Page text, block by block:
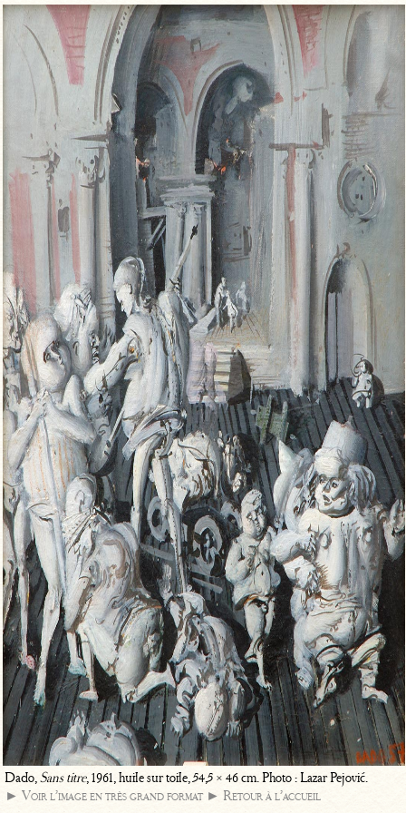
Dado,Sans titre, 1961, huile sur toile, 54,5 × 46 cm. Photo : Lazar Pejović.
► Voir l’image en très grand format ► Retour à l’accueil